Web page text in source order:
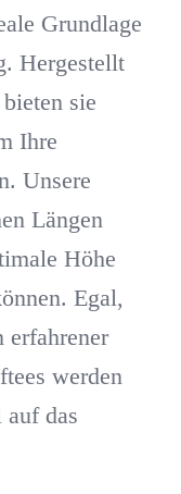
Grundlage
Hergestellt
sie
Ihre
Unsere
Längen
Höhe
Egal,
erfahrener
werden
das